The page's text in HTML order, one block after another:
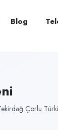
Blog
Çorlu